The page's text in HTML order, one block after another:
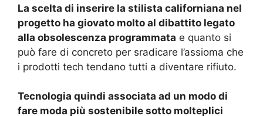
La scelta di inserire la stilista californiana nel
progetto ha giovato molto al dibattito legato
alla obsolescenza programmata e quanto si
può fare di concreto per sradicare l’assioma che
i prodotti tech tendano tutti a diventare rifiuto.
Tecnologia quindi associata ad un modo di
fare moda più sostenibile sotto molteplici